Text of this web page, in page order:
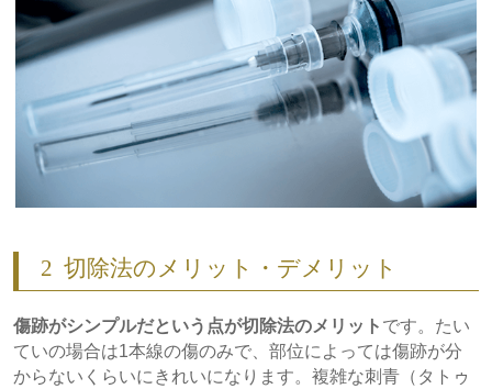
2 切除法のメリット・デメリット
傷跡がシンプルだという点が切除法のメリット です。たい
ていの場合は1本線の傷のみで、部位によっては傷跡が分
からないくらいにきれいになります。複雑な刺青（タトゥ